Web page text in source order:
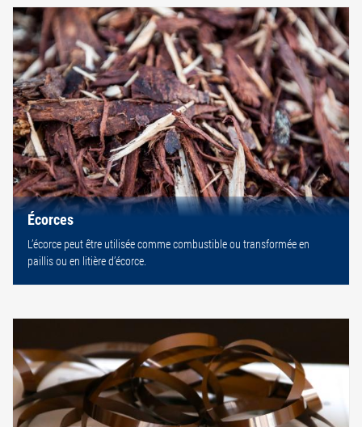
Écorces
L’écorce peut être utilisée comme combustible ou transformée en
paillis ou en litière d’écorce.